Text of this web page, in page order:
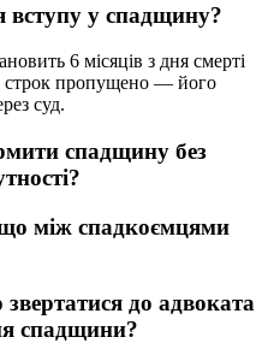
вступу у спадщину?
6 місяців з дня смерті
строк пропущено — його
суд.
спадщину без
між спадкоємцями
до адвоката
спадщини?